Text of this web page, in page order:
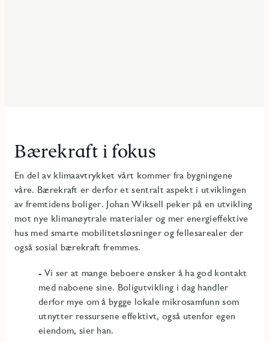
Bærekraft i fokus
En del av klimaavtrykket vårt kommer fra bygningene
våre. Bærekraft er derfor et sentralt aspekt i utviklingen
av fremtidens boliger. Johan Wiksell peker på en utvikling
mot nye klimanøytrale materialer og mer energieffektive
hus med smarte mobilitetsløsninger og fellesarealer der
også sosial bærekraft fremmes.
- Vi ser at mange beboere ønsker å ha god kontakt
med naboene sine. Boligutvikling i dag handler
derfor mye om å bygge lokale mikrosamfunn som
utnytter ressursene effektivt, også utenfor egen
eiendom, sier han.